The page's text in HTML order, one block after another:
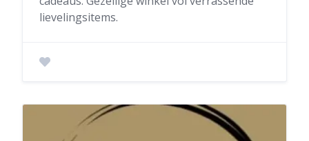
lievelingsitems.